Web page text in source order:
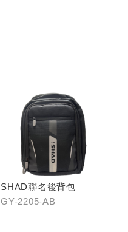
SHAD聯名後背包
GY-2205-AB